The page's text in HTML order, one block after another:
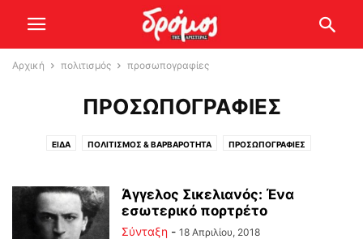
Αρχική πολιτισμός προσωπογραφίες
ΠΡΟΣΩΠΟΓΡΑΦΊΕΣ
ΕΊΔΑ ΠΟΛΙΤΙΣΜΌΣ & ΒΑΡΒΑΡΌΤΗΤΑ ΠΡΟΣΩΠΟΓΡΑΦΊΕΣ
Άγγελος Σικελιανός: Ένα
εσωτερικό πορτρέτο
Σύνταξη - 18 Απριλίου, 2018